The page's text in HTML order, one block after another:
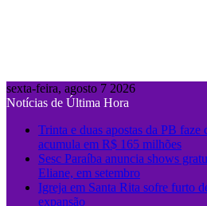
sexta-feira, agosto 7 2026
Notícias de Última Hora
Trinta e duas apostas da PB faze
acumula em R$ 165 milhões
Sesc Paraíba anuncia shows
Eliane, em setembro
Igreja em Santa Rita sofre furto
expansão